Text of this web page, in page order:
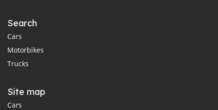
Search
Cars
Motorbikes
Trucks
Site map
Cars